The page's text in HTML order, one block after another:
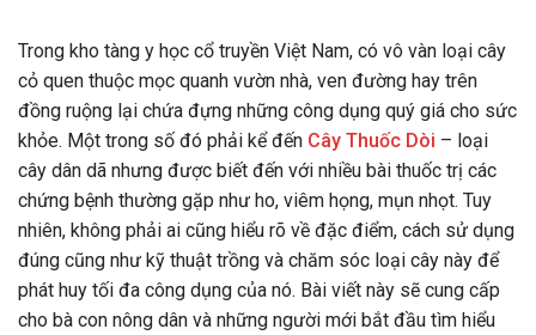
Trong kho tàng y học cổ truyền Việt Nam, có vô vàn loại cây
cỏ quen thuộc mọc quanh vườn nhà, ven đường hay trên
đồng ruộng lại chứa đựng những công dụng quý giá cho sức
khỏe. Một trong số đó phải kể đến Cây Thuốc Dòi – loại
cây dân dã nhưng được biết đến với nhiều bài thuốc trị các
chứng bệnh thường gặp như ho, viêm họng, mụn nhọt. Tuy
nhiên, không phải ai cũng hiểu rõ về đặc điểm, cách sử dụng
đúng cũng như kỹ thuật trồng và chăm sóc loại cây này để
phát huy tối đa công dụng của nó. Bài viết này sẽ cung cấp
cho bà con nông dân và những người mới bắt đầu tìm hiểu